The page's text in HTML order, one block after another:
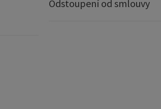
Odstoupení od smlouvy